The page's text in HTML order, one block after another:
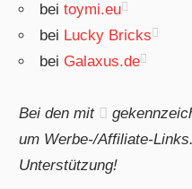
beitoymi.eu
bei Lucky Bricks
bei Galaxus.de
Bei den mit
um Werbe-/Affiliate-
Unterstützung!